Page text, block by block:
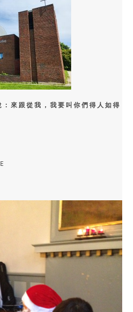
： 來 跟 從 我 ， 我 要 叫 你 們 得 人 如 得